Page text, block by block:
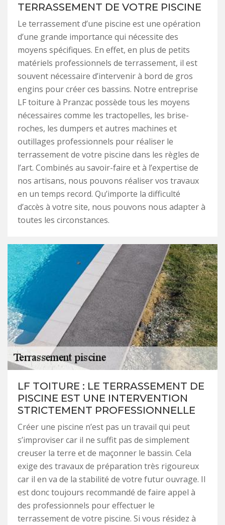
TERRASSEMENT DE VOTRE PISCINE
Le terrassement d’une piscine est une opération
d’une grande importance qui nécessite des
moyens spécifiques. En effet, en plus de petits
matériels professionnels de terrassement, il est
souvent nécessaire d’intervenir à bord de gros
engins pour créer ces bassins. Notre entreprise
LF toiture à Pranzac possède tous les moyens
nécessaires comme les tractopelles, les brise-
roches, les dumpers et autres machines et
outillages professionnels pour réaliser le
terrassement de votre piscine dans les règles de
l’art. Combinés au savoir-faire et à l’expertise de
nos artisans, nous pouvons réaliser vos travaux
en un temps record. Qu’importe la difficulté
d’accès à votre site, nous pouvons nous adapter à
toutes les circonstances.
LF TOITURE : LE TERRASSEMENT DE
PISCINE EST UNE INTERVENTION
STRICTEMENT PROFESSIONNELLE
Créer une piscine n’est pas un travail qui peut
s’improviser car il ne suffit pas de simplement
creuser la terre et de maçonner le bassin. Cela
exige des travaux de préparation très rigoureux
car il en va de la stabilité de votre futur ouvrage. Il
est donc toujours recommandé de faire appel à
des professionnels pour effectuer le
terrassement de votre piscine. Si vous résidez à